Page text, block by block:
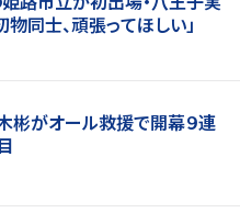
同士、頑張ってほしい」
木彬がオール救援で開幕９連